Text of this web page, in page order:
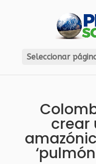
Seleccionar
crear